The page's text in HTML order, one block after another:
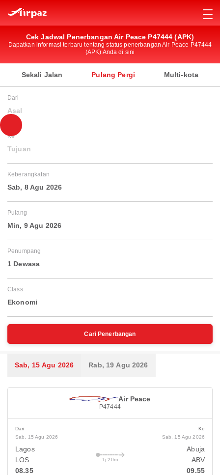
Cek Jadwal Penerbangan Air Peace P47444 (APK)
Dapatkan informasi terbaru tentang status penerbangan Air Peace P47444
(APK) Anda di sini
Sekali Jalan Pulang Pergi Multi-kota
Dari
Asal
Ke
Tujuan
Keberangkatan
Sab, 8 Agu 2026
Pulang
Min, 9 Agu 2026
Penumpang
1 Dewasa
Class
Ekonomi
Cari Penerbangan
Sab, 15 Agu 2026 Rab, 19 Agu 2026
Air Peace
P47444
Dari
Sab, 15 Agu 2026
Lagos
LOS
08.35
1j 20m
Ke
Sab, 15 Agu 2026
Abuja
ABV
09.55